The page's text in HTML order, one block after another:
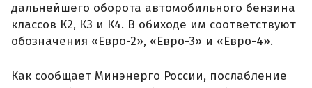
дальнейшего оборота автомобильного бензина
классов К2, К3 и К4. В обиходе им соответствуют
обозначения «Евро-2», «Евро-3» и «Евро-4».
Как сообщает Минэнерго России, послабление